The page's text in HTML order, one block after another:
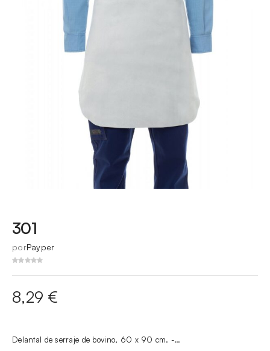
301
porPayper
8,29 €
Delantal de serraje de bovino, 60 x 90 cm. -…